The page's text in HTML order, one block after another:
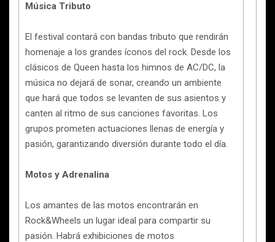
Música Tributo
El festival contará con bandas tributo que rendirán
homenaje a los grandes íconos del rock. Desde los
clásicos de Queen hasta los himnos de AC/DC, la
música no dejará de sonar, creando un ambiente
que hará que todos se levanten de sus asientos y
canten al ritmo de sus canciones favoritas. Los
grupos prometen actuaciones llenas de energía y
pasión, garantizando diversión durante todo el día.
Motos y Adrenalina
Los amantes de las motos encontrarán en
Rock&Wheels un lugar ideal para compartir su
pasión. Habrá exhibiciones de motos